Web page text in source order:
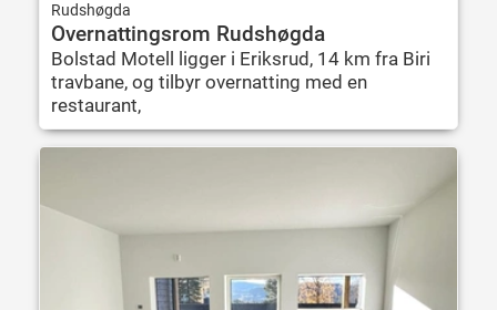
Rudshøgda
Overnattingsrom Rudshøgda
Bolstad Motell ligger i Eriksrud, 14 km fra Biri
travbane, og tilbyr overnatting med en
restaurant,